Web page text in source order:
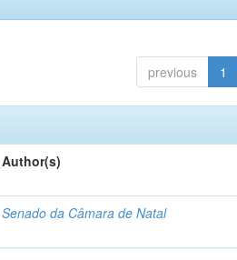
previous 1
Author(s)
Senado da Câmara de Natal